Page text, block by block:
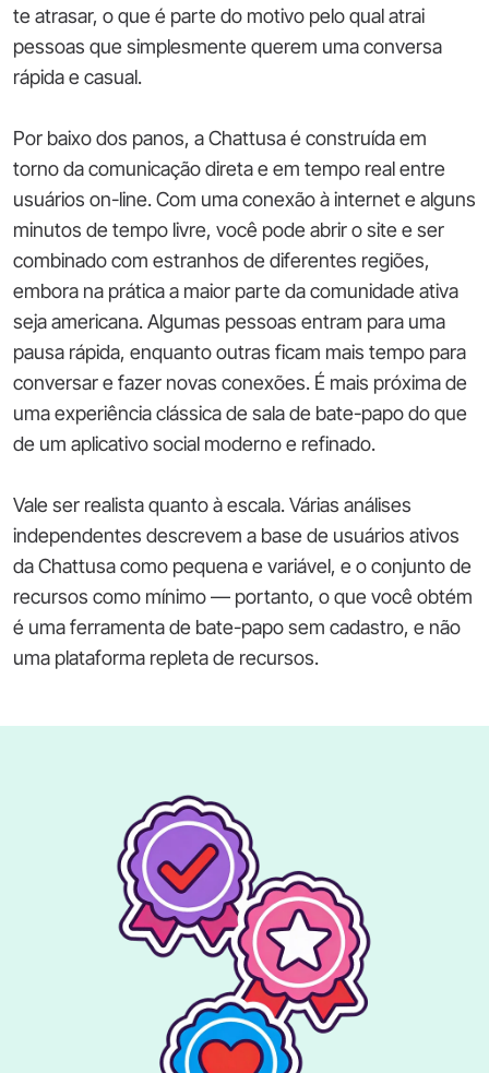
te atrasar, o que é parte do motivo pelo qual atrai
pessoas que simplesmente querem uma conversa
rápida e casual.
Por baixo dos panos, a Chattusa é construída em
torno da comunicação direta e em tempo real entre
usuários on-line. Com uma conexão à internet e alguns
minutos de tempo livre, você pode abrir o site e ser
combinado com estranhos de diferentes regiões,
embora na prática a maior parte da comunidade ativa
seja americana. Algumas pessoas entram para uma
pausa rápida, enquanto outras ficam mais tempo para
conversar e fazer novas conexões. É mais próxima de
uma experiência clássica de sala de bate-papo do que
de um aplicativo social moderno e refinado.
Vale ser realista quanto à escala. Várias análises
independentes descrevem a base de usuários ativos
da Chattusa como pequena e variável, e o conjunto de
recursos como mínimo — portanto, o que você obtém
é uma ferramenta de bate-papo sem cadastro, e não
uma plataforma repleta de recursos.